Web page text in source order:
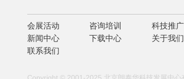
会展活动 咨询培训
科技推广
新闻中心
下载中心
关于我们
联系我们